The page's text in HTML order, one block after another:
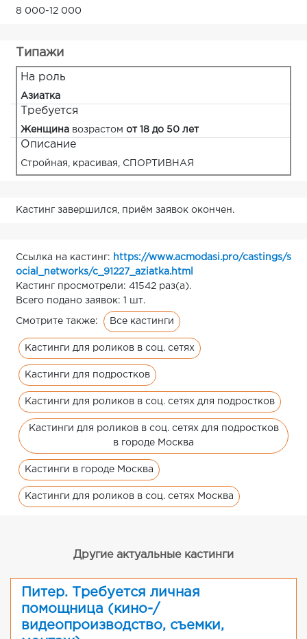
8 000-12 000
Типажи
На роль
Азиатка
Требуется
Женщина возрастом от 18 до 50 лет
Описание
Стройная, красивая, СПОРТИВНАЯ
Кастинг завершился, приём заявок окончен.
Ссылка на кастинг: https://www.acmodasi.pro/castings/s
ocial_networks/c_91227_aziatka.html
Кастинг просмотрели: 41542 раз(а).
Всего подано заявок: 1 шт.
Смотрите также: Все кастинги
Кастинги для роликов в соц. сетях
Кастинги для подростков
Кастинги для роликов в соц. сетях для подростков
Кастинги для роликов в соц. сетях для подростков
в городе Москва
Кастинги в городе Москва
Кастинги для роликов в соц. сетях Москва
Другие актуальные кастинги
Питер. Требуется личная
помощница (кино-/
видеопроизводство, съемки,